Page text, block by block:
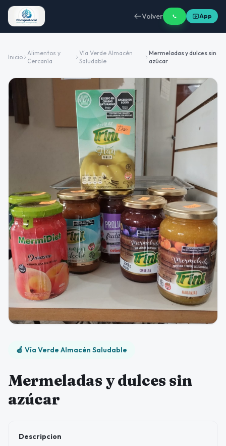
Volver App
Inicio
Alimentos y
Cercanía
Vía Verde Almacén
Saludable
Mermeladas y dulces sin
azúcar
🍎 Vía Verde Almacén Saludable
Mermeladas y dulces sin
azúcar
Descripcion